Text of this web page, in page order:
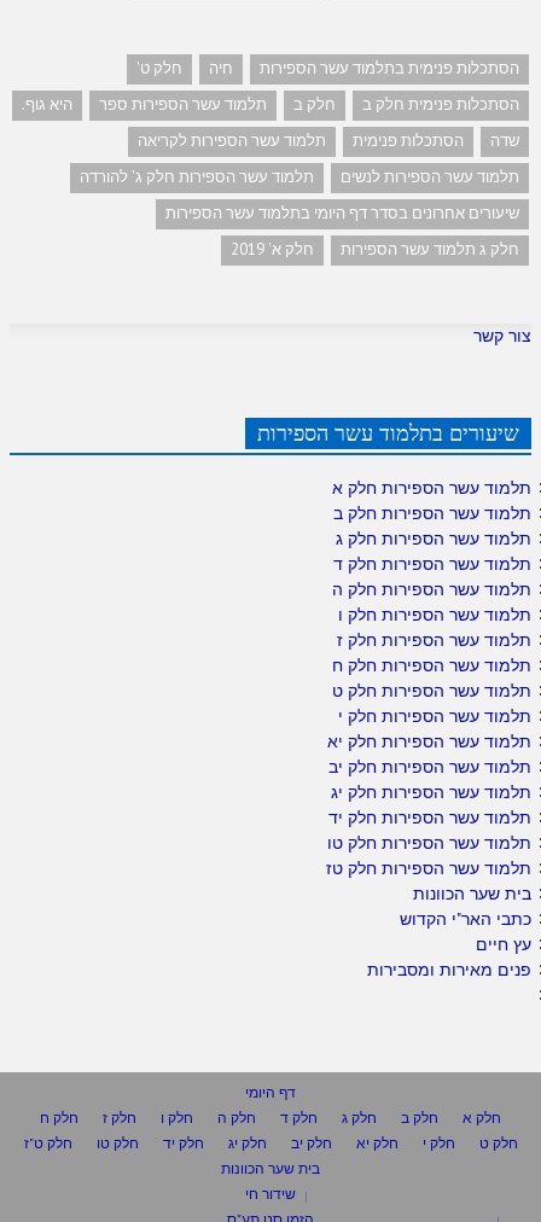
הסתכלות פנימית בתלמוד עשר הספירות חיה
חלק ט'
הסתכלות פנימית חלק ב
חלק ב תלמוד עשר הספירות ספר
היא גוף.
שדה
הסתכלות פנימית
תלמוד עשר הספירות לקריאה
תלמוד עשר הספירות לנשים
תלמוד עשר הספירות חלק ג' להורדה
שיעורים אחרונים בסדר דף היומי בתלמוד עשר הספירות
חלק ג תלמוד עשר הספירות
חלק א' 2019
צור קשר
שיעורים בתלמוד עשר הספירות
תלמוד עשר הספירות חלק א
תלמוד עשר הספירות חלק ב
תלמוד עשר הספירות חלק ג
תלמוד עשר הספירות חלק ד
תלמוד עשר הספירות חלק ה
תלמוד עשר הספירות חלק ו
תלמוד עשר הספירות חלק ז
תלמוד עשר הספירות חלק ח
תלמוד עשר הספירות חלק ט
תלמוד עשר הספירות חלק י
תלמוד עשר הספירות חלק יא
תלמוד עשר הספירות חלק יב
תלמוד עשר הספירות חלק יג
תלמוד עשר הספירות חלק יד
תלמוד עשר הספירות חלק טו
תלמוד עשר הספירות חלק טז
בית שער הכוונות
כתבי האר"י הקדוש
עץ חיים
פנים מאירות ומסבירות
דף היומי
חלק א
חלק ב חלק ג חלק ד חלק ה חלק ו חלק ז
חלק ח
חלק ט
חלק י חלק יא חלק יב חלק יג חלק יד חלק טו
חלק ט"ז
בית שער הכוונות
שידור חי